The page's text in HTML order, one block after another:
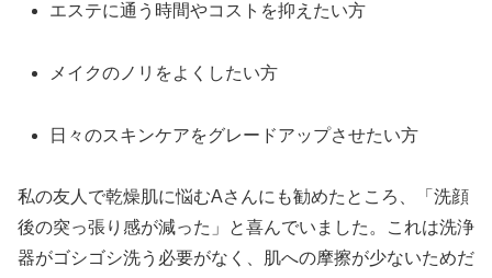
エステに通う時間やコストを抑えたい方
メイクのノリをよくしたい方
日々のスキンケアをグレードアップさせたい方
私の友人で乾燥肌に悩むAさんにも勧めたところ、「洗顔
後の突っ張り感が減った」と喜んでいました。これは洗浄
器がゴシゴシ洗う必要がなく、肌への摩擦が少ないためだ